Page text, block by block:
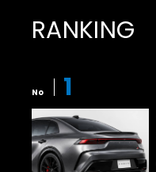
RANKING
No 1